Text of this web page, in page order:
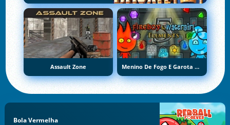
Assault Zone Menino De Fogo E Garota De Água 5: Elementos
Bola Vermelha